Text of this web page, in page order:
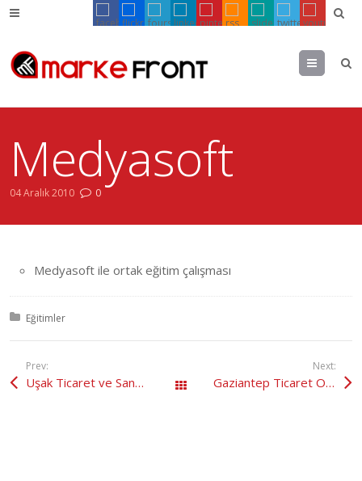
Menu
Medyasoft
04 Aralık 2010 0
Medyasoft ile ortak eğitim çalışması
Posted in:
Eğitimler
Prev:
Uşak Ticaret ve Sanayi Odası All Works
Next:
Gaziantep Ticaret Odası